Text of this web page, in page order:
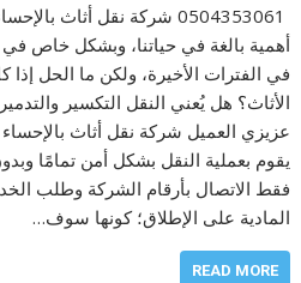
0504353061 شركة نقل أثاث
أهمية بالغة في حياتنا، وبشكل خاص في
في الفترات الأخيرة، ولكن ما الحل
الأثاث؟ هل يُعني النقل التكسير
عزيزي العميل شركة نقل أثاث
يقوم بعملية النقل بشكل أمن تمامًا
فقط الاتصال بأرقام الشركة وطلب
المادية على الإطلاق؛ كونها سوف…
READ MORE